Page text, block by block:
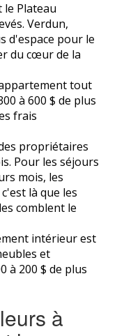
le Plateau
Verdun,
d'espace pour le
du cœur de la
tout
à 600 $ de plus
frais
propriétaires
Pour les séjours
mois, les
là que les
comblent le
intérieur est
et
à 200 $ de plus
à